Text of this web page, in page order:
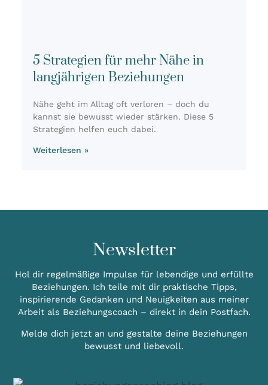
5 Strategien für mehr Nähe in
langjährigen Beziehungen
Nähe geht im All­tag oft ver­lo­ren – doch du
kannst sie bewusst wie­der stär­ken. Die­se 5
Stra­te­gien hel­fen euch dabei.
Weiterlesen »
Newsletter
Hol dir regelmäßige Impulse für lebendige und erfüllte
Beziehungen. Ich teile mit dir praktische Tipps,
inspirierende Gedanken und Neuigkeiten aus meiner
Arbeit als Beziehungscoach – direkt in dein Postfach.
Melde dich jetzt an und gestalte deine Beziehungen
bewusst und liebevoll.